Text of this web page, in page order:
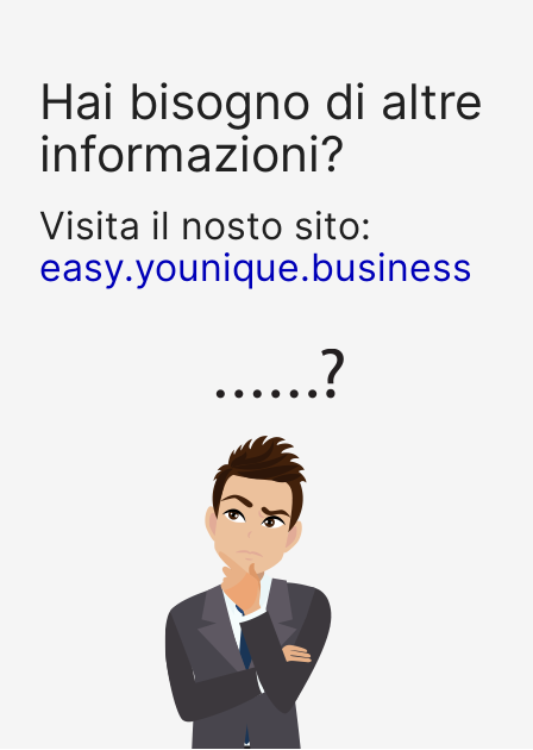
Hai bisogno di altre
informazioni?
Visita il nosto sito:
easy.younique.business